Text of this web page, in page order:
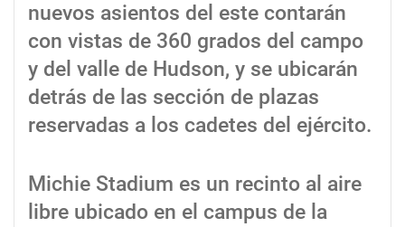
nuevos asientos del este contarán
con vistas de 360 grados del campo
y del valle de Hudson, y se ubicarán
detrás de las sección de plazas
reservadas a los cadetes del ejército.
Michie Stadium es un recinto al aire
libre ubicado en el campus de la